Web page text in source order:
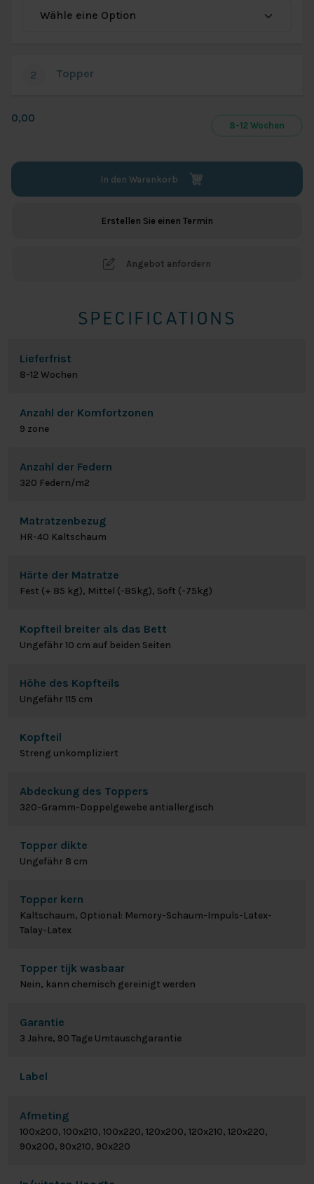
2 Topper
0,00
8-12 Wochen
In den Warenkorb
Erstellen Sie einen Termin
Angebot anfordern
SPECIFICATIONS
Lieferfrist
8-12 Wochen
Anzahl der Komfortzonen
9 zone
Anzahl der Federn
320 Federn/m2
Matratzenbezug
HR-40 Kaltschaum
Härte der Matratze
Fest (+ 85 kg), Mittel (-85kg), Soft (-75kg)
Kopfteil breiter als das Bett
Ungefähr 10 cm auf beiden Seiten
Höhe des Kopfteils
Ungefähr 115 cm
Kopfteil
Streng unkompliziert
Abdeckung des Toppers
320-Gramm-Doppelgewebe antiallergisch
Topper dikte
Ungefähr 8 cm
Topper kern
Kaltschaum, Optional: Memory-Schaum-Impuls-Latex-
Talay-Latex
Topper tijk wasbaar
Nein, kann chemisch gereinigt werden
Garantie
3 Jahre, 90 Tage Umtauschgarantie
Label
Afmeting
100x200, 100x210, 100x220, 120x200, 120x210, 120x220,
90x200, 90x210, 90x220